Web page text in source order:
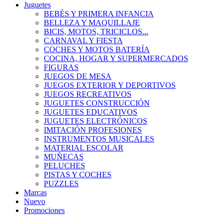
Juguetes
BEBÉS Y PRIMERA INFANCIA
BELLEZA Y MAQUILLAJE
BICIS, MOTOS, TRICICLOS...
CARNAVAL Y FIESTA
COCHES Y MOTOS BATERÍA
COCINA, HOGAR Y SUPERMERCADOS
FIGURAS
JUEGOS DE MESA
JUEGOS EXTERIOR Y DEPORTIVOS
JUEGOS RECREATIVOS
JUGUETES CONSTRUCCIÓN
JUGUETES EDUCATIVOS
JUGUETES ELECTRÓNICOS
IMITACIÓN PROFESIONES
INSTRUMENTOS MUSICALES
MATERIAL ESCOLAR
MUÑECAS
PELUCHES
PISTAS Y COCHES
PUZZLES
Marcas
Nuevo
Promociones